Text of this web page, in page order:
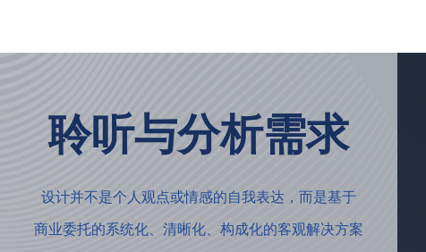
聆听与分析需求
设计并不是个人观点或情感的自我表达，而是基于
商业委托的系统化、清晰化、构成化的客观解决方案